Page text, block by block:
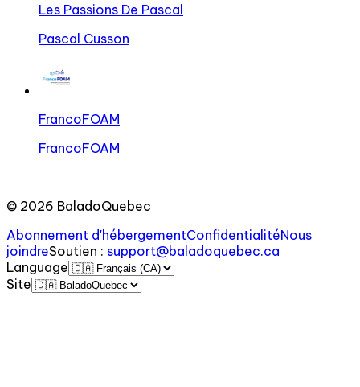
Les Passions De Pascal
Pascal Cusson
FrancoFOAM
FrancoFOAM
© 2026 BaladoQuebec
Abonnement d'hébergementConfidentialitéNous
joindreSoutien : support@baladoquebec.ca
Language
Site